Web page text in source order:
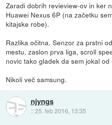
Zaradi dobrih revieview-ov in ker
Huawei Nexus 6P (na začetku
kitajske robe).
Razlika očitna. Senzor za prstni
mestu, zaslon prva liga, scroll
novic tako gladek da sem jokal od
Nikoli več samsung.
njyngs
::25. feb 2016, 13:35